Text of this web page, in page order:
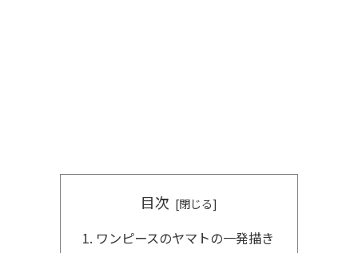
目次
ワンピースのヤマトの一発描き